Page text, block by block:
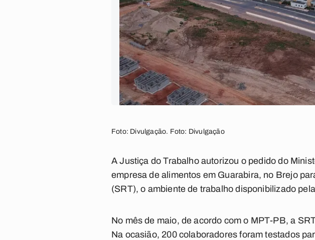
Foto: Divulgação. Foto: Divulgação
A Justiça do Trabalho autorizou o pedido do
empresa de alimentos em Guarabira, no Brejo
(SRT), o ambiente de trabalho disponibilizado
No mês de maio, de acordo com o MPT-PB, a
Na ocasião, 200 colaboradores foram testados